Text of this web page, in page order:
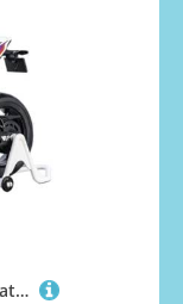
RHUIMEI for 1/9 S1000 Simulation Legierung Lokomotive Lenkstoß Motorrad Modell Spielzeug Kinder Sammlung Ornamente Exquisite